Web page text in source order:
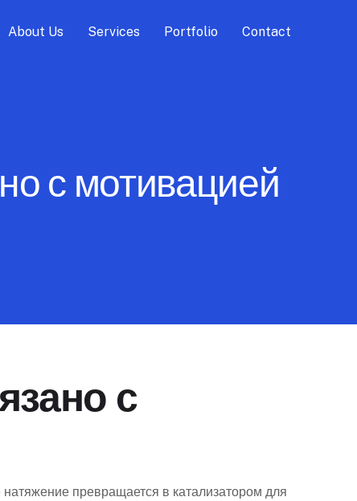
About Us Services Portfolio Contact
с мотивацией
с
превращается в катализатором для